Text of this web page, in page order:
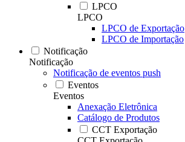
LPCO
LPCO
LPCO de Exportação
LPCO de Importação
Notificação
Notificação
Notificação de eventos push
Eventos
Eventos
Anexação Eletrônica
Catálogo de Produtos
CCT Exportação